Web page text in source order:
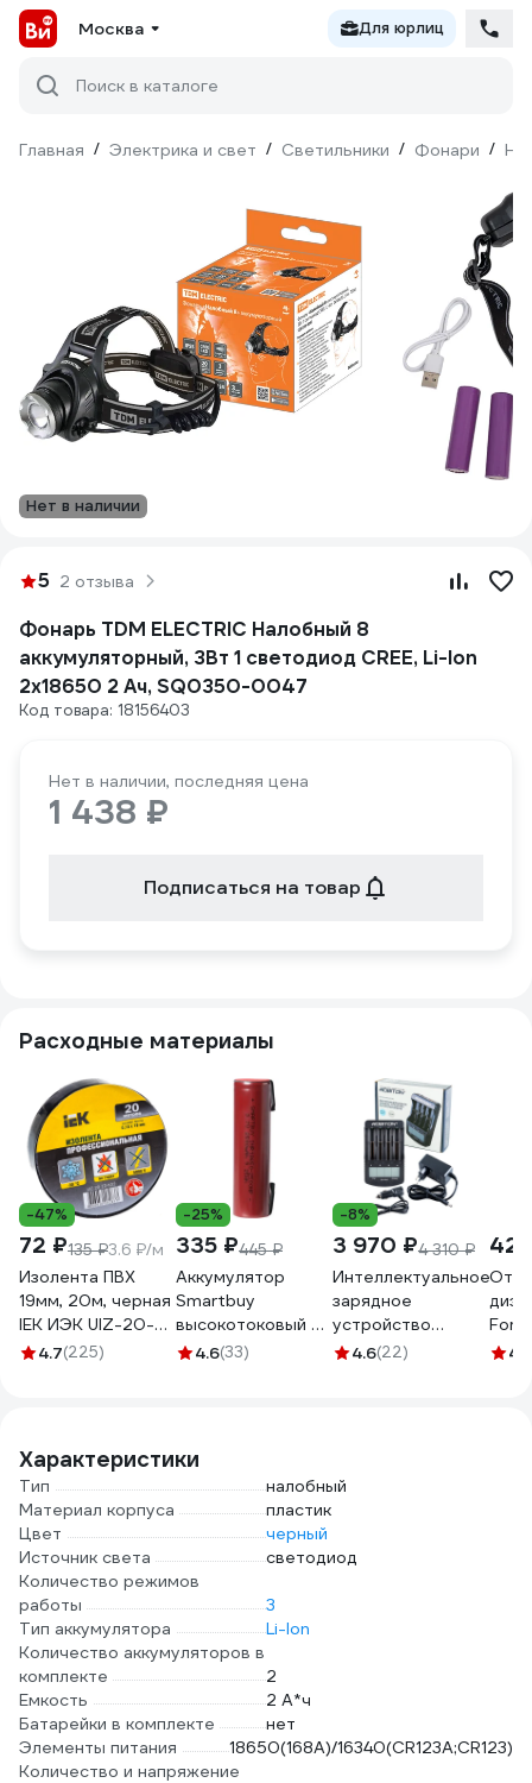
Москва Для юрлиц
Поиск в каталоге
Главная / Электрика и свет / Светильники / Фонари /
Нет в наличии
5 2 отзыва
Фонарь TDM ELECTRIC Налобный 8
аккумуляторный, 3Вт 1 светодиод CREE, Li-Ion
2x18650 2 Ач, SQ0350-0047
Код товара: 18156403
Нет в наличии, последняя цена
1 438 ₽
Подписаться на товар
Расходные материалы
-47%
72 ₽135 ₽3.6 ₽/м
Изолента ПВХ
19мм, 20м, черная
IEK ИЭК UIZ-20-
10-K02
4.7(225)
-25%
335 ₽445 ₽
Аккумулятор
Smartbuy
высокотоковый с
выводами li18650-
4.6(33)
-8%
3 970 ₽4 310 ₽
Интеллектуальное
зарядное
устройство
Robiton
4.6(22) 4.8
Характеристики
Тип
налобный
Материал корпуса
пластик
Цвет
черный
Источник света
светодиод
Количество режимов
работы
3
Тип аккумулятора
Li-Ion
Количество аккумуляторов в
комплекте
2
Емкость
2 А*ч
Батарейки в комплекте
нет
Элементы питания
18650(168A)/16340(CR123A;CR123)
Количество и напряжение